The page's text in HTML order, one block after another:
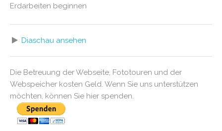
Erdarbeiten beginnen
Diaschau ansehen
Die Betreuung der Webseite, Fototouren und der
Webspeicher kosten Geld. Wenn Sie uns unterstützen
möchten, können Sie hier spenden.